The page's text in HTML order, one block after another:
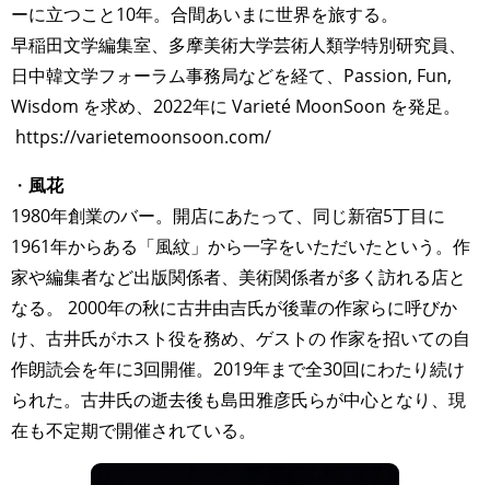
ーに立つこと10年。合間あいまに世界を旅する。
早稲田文学編集室、多摩美術大学芸術人類学特別研究員、
日中韓文学フォーラム事務局などを経て、Passion, Fun,
Wisdom を求め、2022年に Varieté MoonSoon を発足。
https://varietemoonsoon.com/
・ 風花
1980年創業のバー。開店にあたって、同じ新宿5丁目に
1961年からある「風紋」から一字をいただいたという。作
家や編集者など出版関係者、美術関係者が多く訪れる店と
なる。 2000年の秋に古井由吉氏が後輩の作家らに呼びか
け、古井氏がホスト役を務め、ゲストの 作家を招いての自
作朗読会を年に3回開催。2019年まで全30回にわたり続け
られた。古井氏の逝去後も島田雅彦氏らが中心となり、現
在も不定期で開催されている。